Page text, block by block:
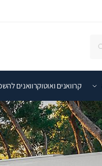
קרוואנים ואוטוקרוואנים